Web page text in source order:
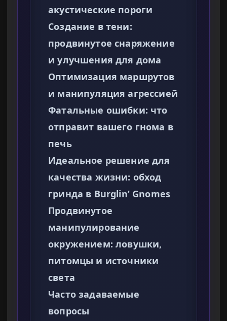
акустические пороги
Создание в тени:
продвинутое снаряжение
и улучшения для дома
Оптимизация маршрутов
и манипуляция агрессией
Фатальные ошибки: что
отправит вашего гнома в
печь
Идеальное решение для
качества жизни: обход
гринда в Burglin’ Gnomes
Продвинутое
манипулирование
окружением: ловушки,
питомцы и источники
света
Часто задаваемые
вопросы